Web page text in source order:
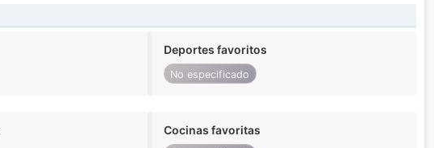
Deportes favoritos
No especificado
Cocinas favoritas